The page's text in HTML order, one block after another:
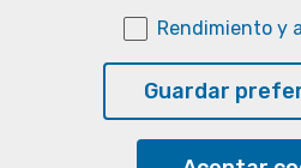
Rendimiento y
Guardar